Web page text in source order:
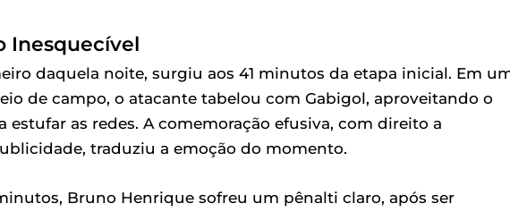
Inesquecível
daquela noite, surgiu aos 41 minutos da etapa inicial. Em
de campo, o atacante tabelou com Gabigol, aproveitando o
estufar as redes. A comemoração efusiva, com direito a
traduziu a emoção do momento.
Bruno Henrique sofreu um pênalti claro, após ser